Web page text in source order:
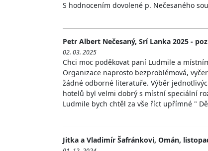
S hodnocením dovolené p. Nečesaného
Petr Albert Nečesaný, Srí Lanka 2025 -
02. 03. 2025
Chci moc poděkovat paní Ludmile a
Organizace naprosto bezproblémová,
žádné odborné literatuře. Výběr
hotelů byl velmi dobrý s místní speciální
Ludmile bych chtěl za vše říct upřímné "
Jitka a Vladimír Šafránkovi, Omán,